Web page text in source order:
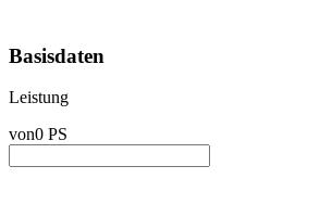
Basisdaten
Leistung
von0 PS